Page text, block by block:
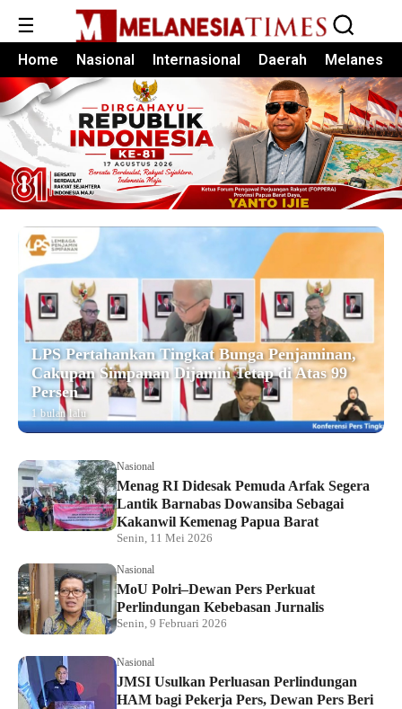
☰
Home Nasional Internasional Daerah Melanesia
LPS Pertahankan Tingkat Bunga Penjaminan,
Cakupan Simpanan Dijamin Tetap di Atas 99
Persen
1 bulan lalu
Nasional
Menag RI Didesak Pemuda Arfak Segera
Lantik Barnabas Dowansiba Sebagai
Kakanwil Kemenag Papua Barat
Senin, 11 Mei 2026
Nasional
MoU Polri–Dewan Pers Perkuat
Perlindungan Kebebasan Jurnalis
Senin, 9 Februari 2026
Nasional
JMSI Usulkan Perluasan Perlindungan
HAM bagi Pekerja Pers, Dewan Pers Beri